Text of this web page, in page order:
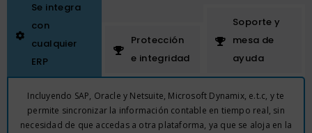
Se integra
con
cualquier
ERP
Protección
e integridad
Soporte y
mesa de
ayuda
Incluyendo SAP, Oracle y Netsuite, Microsoft Dynamix, e.t.c, y te
permite sincronizar la información contable en tiempo real, sin
necesidad de que accedas a otra plataforma, ya que se aloja en la